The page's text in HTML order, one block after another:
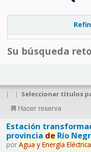
Su búsqueda
| | Seleccionar títulos
Hacer reserva
Estación
provincia deRío
por Agua y Energía